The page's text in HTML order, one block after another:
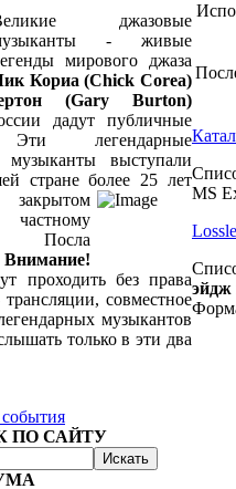
джазовые
- живые
мирового джаза
Кориа (Chick Corea)
(Gary Burton)
дадут публичные
легендарные
музыканты выступали
стране более 25 лет
частному
Посла
Внимание!
проходить без права
совместное
музыкантов
только в эти два
ПО САЙТУ
MS
эйдж